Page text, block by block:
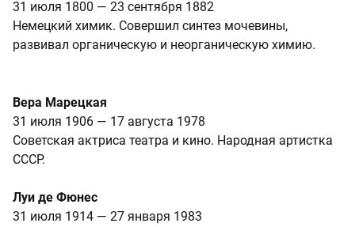
31 июля 1800 — 23 сентября 1882
Немецкий химик. Совершил синтез мочевины,
развивал органическую и неорганическую химию.
Вера Марецкая
31 июля 1906 — 17 августа 1978
Советская актриса театра и кино. Народная артистка
СССР.
Луи де Фюнес
31 июля 1914 — 27 января 1983